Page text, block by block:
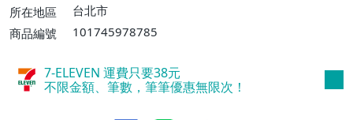
所在地區
台北市
商品編號
101745978785
7-ELEVEN 運費只要38元
不限金額、筆數，筆筆優惠無限次！